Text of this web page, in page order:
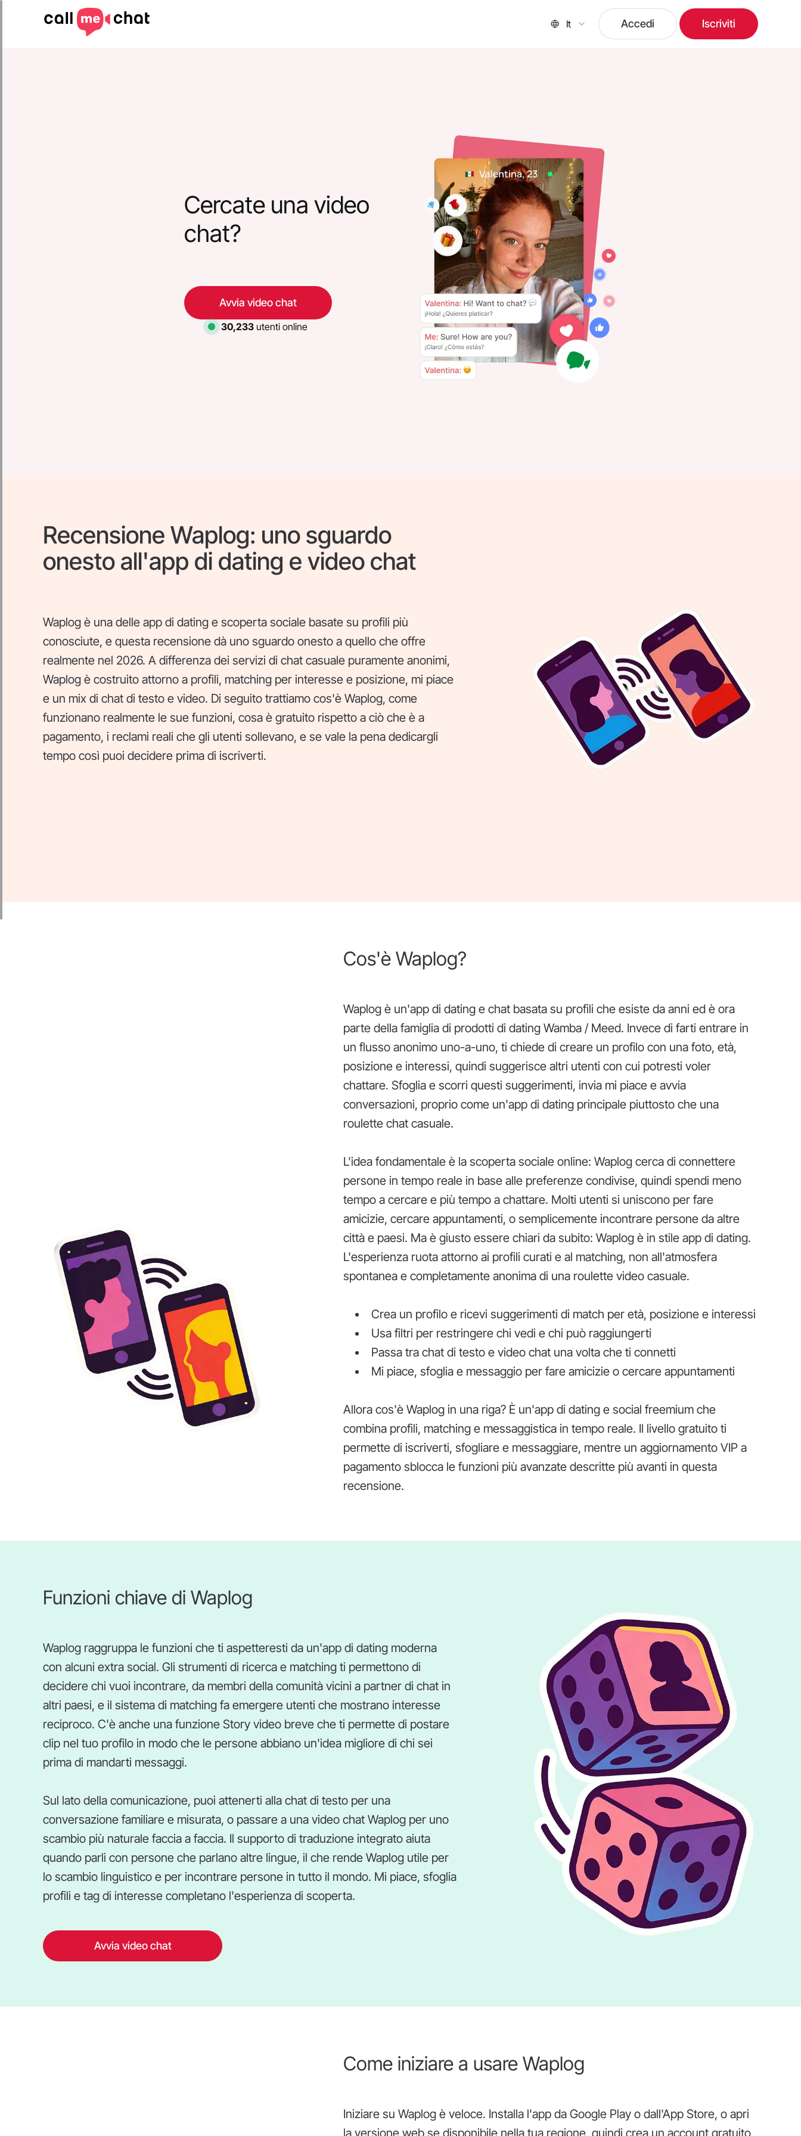
It Accedi Iscriviti
Cercate una video
chat?
Avvia video chat
30,233 utenti online
Recensione Waplog: uno sguardo
onesto all'app di dating e video chat
Waplog è una delle app di dating e scoperta sociale basate su profili più
conosciute, e questa recensione dà uno sguardo onesto a quello che offre
realmente nel 2026. A differenza dei servizi di chat casuale puramente anonimi,
Waplog è costruito attorno a profili, matching per interesse e posizione, mi piace
e un mix di chat di testo e video. Di seguito trattiamo cos'è Waplog, come
funzionano realmente le sue funzioni, cosa è gratuito rispetto a ciò che è a
pagamento, i reclami reali che gli utenti sollevano, e se vale la pena dedicargli
tempo così puoi decidere prima di iscriverti.
Cos'è Waplog?
Waplog è un'app di dating e chat basata su profili che esiste da anni ed è ora
parte della famiglia di prodotti di dating Wamba / Meed. Invece di farti entrare in
un flusso anonimo uno-a-uno, ti chiede di creare un profilo con una foto, età,
posizione e interessi, quindi suggerisce altri utenti con cui potresti voler
chattare. Sfoglia e scorri questi suggerimenti, invia mi piace e avvia
conversazioni, proprio come un'app di dating principale piuttosto che una
roulette chat casuale.
L'idea fondamentale è la scoperta sociale online: Waplog cerca di connettere
persone in tempo reale in base alle preferenze condivise, quindi spendi meno
tempo a cercare e più tempo a chattare. Molti utenti si uniscono per fare
amicizie, cercare appuntamenti, o semplicemente incontrare persone da altre
città e paesi. Ma è giusto essere chiari da subito: Waplog è in stile app di dating.
L'esperienza ruota attorno ai profili curati e al matching, non all'atmosfera
spontanea e completamente anonima di una roulette video casuale.
Crea un profilo e ricevi suggerimenti di match per età, posizione e interessi
Usa filtri per restringere chi vedi e chi può raggiungerti
Passa tra chat di testo e video chat una volta che ti connetti
Mi piace, sfoglia e messaggio per fare amicizie o cercare appuntamenti
Allora cos'è Waplog in una riga? È un'app di dating e social freemium che
combina profili, matching e messaggistica in tempo reale. Il livello gratuito ti
permette di iscriverti, sfogliare e messaggiare, mentre un aggiornamento VIP a
pagamento sblocca le funzioni più avanzate descritte più avanti in questa
recensione.
Funzioni chiave di Waplog
Waplog raggruppa le funzioni che ti aspetteresti da un'app di dating moderna
con alcuni extra social. Gli strumenti di ricerca e matching ti permettono di
decidere chi vuoi incontrare, da membri della comunità vicini a partner di chat in
altri paesi, e il sistema di matching fa emergere utenti che mostrano interesse
reciproco. C'è anche una funzione Story video breve che ti permette di postare
clip nel tuo profilo in modo che le persone abbiano un'idea migliore di chi sei
prima di mandarti messaggi.
Sul lato della comunicazione, puoi attenerti alla chat di testo per una
conversazione familiare e misurata, o passare a una video chat Waplog per uno
scambio più naturale faccia a faccia. Il supporto di traduzione integrato aiuta
quando parli con persone che parlano altre lingue, il che rende Waplog utile per
lo scambio linguistico e per incontrare persone in tutto il mondo. Mi piace, sfoglia
profili e tag di interesse completano l'esperienza di scoperta.
Avvia video chat
Come iniziare a usare Waplog
Iniziare su Waplog è veloce. Installa l'app da Google Play o dall'App Store, o apri
la versione web se disponibile nella tua regione, quindi crea un account gratuito